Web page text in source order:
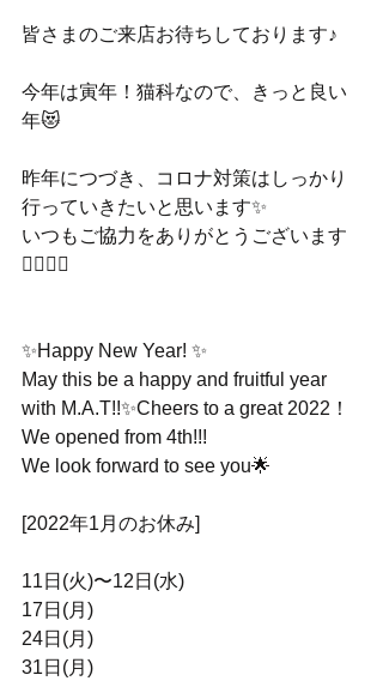
皆さまのご来店お待ちしております♪
今年は寅年！猫科なので、きっと良い
年😻
昨年につづき、コロナ対策はしっかり
行っていきたいと思います✨
いつもご協力をありがとうございます
🙇‍♂️🙇‍♀️
✨Happy New Year! ✨
May this be a happy and fruitful year
with M.A.T!!✨Cheers to a great 2022！
We opened from 4th!!!
We look forward to see you🌟
[2022年1月のお休み]
11日(火)〜12日(水)
17日(月)
24日(月)
31日(月)